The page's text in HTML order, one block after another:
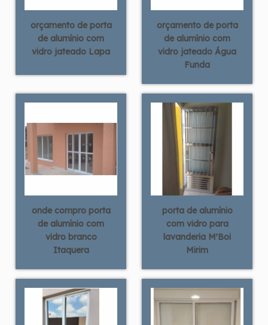
orçamento de porta
de alumínio com
vidro jateado Lapa
orçamento de porta
de alumínio com
vidro jateado Água
Funda
onde compro porta
de alumínio com
vidro branco
Itaquera
porta de alumínio
com vidro para
lavanderia M'Boi
Mirim